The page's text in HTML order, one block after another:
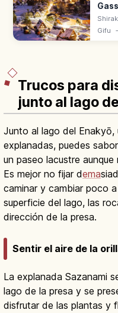
Gifu
Trucos para
junto al lago
Junto al lago del Enakyō,
explanadas, puedes
un paseo lacustre
Es mejor no fijar dema
caminar y cambiar poco
superficie del lago, las
dirección de la presa.
Sentir el aire de la
La explanada Sazanami
lago de la presa y se
disfrutar de las plantas y